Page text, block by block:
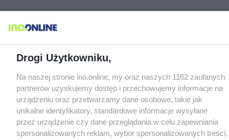
Drogi Użytkowniku,
Na naszej stronie ino.online, my oraz naszych 1162 zaufanych
partnerów uzyskujemy dostęp i przechowujemy informacje na
urządzeniu oraz przetwarzamy dane osobowe, takie jak
unikalne identyfikatory, standardowe informacje wysyłane
przez urządzenie czy dane przeglądania w celu zapewniania
spersonalizowanych reklam, wybór spersonalizowanych treści,